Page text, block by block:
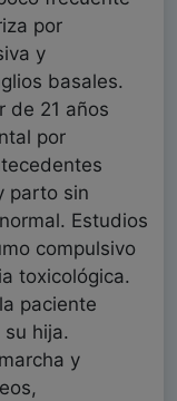
por
y
basales.
de 21 años
por
parto sin
normal. Estudios
compulsivo
toxicológica.
paciente
hija.
y